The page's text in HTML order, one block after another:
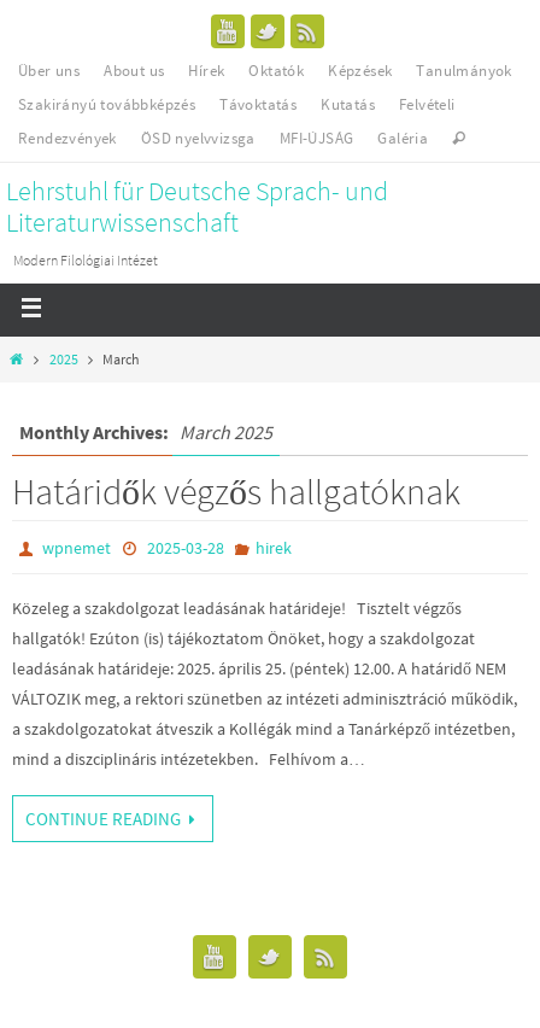
Über uns About us Hírek Oktatók Képzések
Tanulmányok
Szakirányú továbbképzés
Távoktatás Kutatás
Felvételi
Rendezvények
ÖSD nyelvvizsga MFI-ÚJSÁG Galéria
Lehrstuhl für Deutsche Sprach- und
Literaturwissenschaft
Modern Filológiai Intézet
2025 March
Monthly Archives: March 2025
Határidők végzős hallgatóknak
wpnemet 2025-03-28 hirek
Közeleg a szakdolgozat leadásának határideje! Tisztelt végzős
hallgatók! Ezúton (is) tájékoztatom Önöket, hogy a szakdolgozat
leadásának határideje: 2025. április 25. (péntek) 12.00. A határidő NEM
VÁLTOZIK meg, a rektori szünetben az intézeti adminisztráció működik,
a szakdolgozatokat átveszik a Kollégák mind a Tanárképző intézetben,
mind a diszciplináris intézetekben. Felhívom a…
CONTINUE READING